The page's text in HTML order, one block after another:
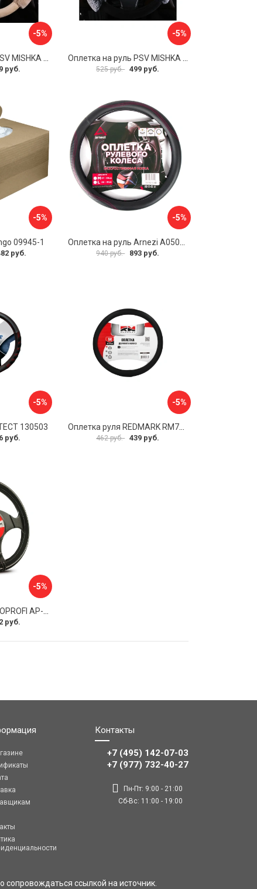
-5%
руб.
-5%
525 руб. 499 руб.
-5%
09945-1
руб.
-5%
Оплетка на руль Arnezi A0501040
940 руб. 893 руб.
-5%
130503
руб.
-5%
Оплетка руля REDMARK RM78002
462 руб. 439 руб.
-5%
руб.
Контакты
+7 (495) 142-07-03
‎‎+7 (977) 732-40-27
Пн-Пт: 9:00 - 21:00
Сб-Вс: 11:00 - 19:00
ссылкой на источник.